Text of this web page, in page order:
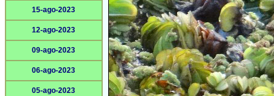
15-ago-2023
12-ago-2023
09-ago-2023
06-ago-2023
05-ago-2023